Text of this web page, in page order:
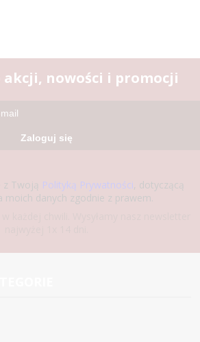
akcji, nowości i promocji
Zaloguj się
z Twoją Polityką Prywatności, dotyczącą
moich danych zgodnie z prawem.